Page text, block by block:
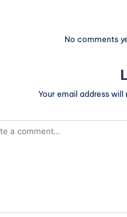
No comments
Your email address will